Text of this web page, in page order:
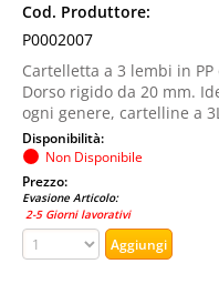
Cod. Produttore:
P0002007
Cartelletta a 3 lembi in
Dorso rigido da 20 mm.
ogni genere, cartelline a
Disponibilità:
Non Disponibile
Prezzo:
Evasione Articolo:
2-5 Giorni lavorativi